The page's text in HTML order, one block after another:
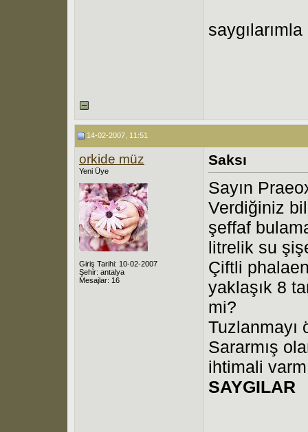
saygılarımla
14-02-2007, 11:51
orkide müz
Yeni Üye
Giriş Tarihi: 10-02-2007
Şehir: antalya
Mesajlar: 16
Saksı
Sayın
Verdiğiniz
şeffaf
litrelik su
Çiftli
yaklaşık 8
mi?
Tuzlanmayı
Sararmış
ihtimali
SAYGILAR